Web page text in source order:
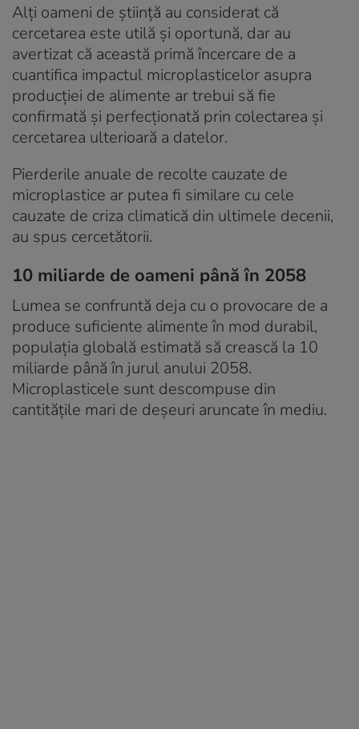
Alți oameni de știință au considerat că
cercetarea este utilă și oportună, dar au
avertizat că această primă încercare de a
cuantifica impactul microplasticelor asupra
producției de alimente ar trebui să fie
confirmată și perfecționată prin colectarea și
cercetarea ulterioară a datelor.
Pierderile anuale de recolte cauzate de
microplastice ar putea fi similare cu cele
cauzate de criza climatică din ultimele decenii,
au spus cercetătorii.
10 miliarde de oameni până în 2058
Lumea se confruntă deja cu o provocare de a
produce suficiente alimente în mod durabil,
populația globală estimată să crească la 10
miliarde până în jurul anului 2058.
Microplasticele sunt descompuse din
cantitățile mari de deșeuri aruncate în mediu.